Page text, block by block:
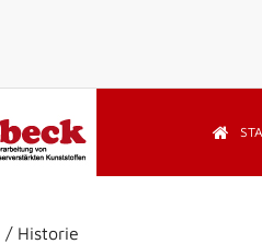
/ Historie